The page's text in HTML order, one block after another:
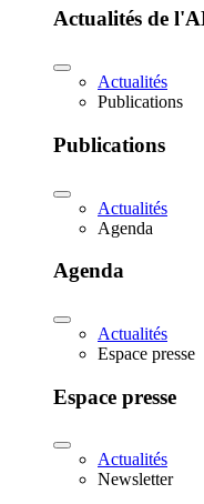
Actualités de
Actualités
Publications
Publications
Actualités
Agenda
Agenda
Actualités
Espace presse
Espace presse
Actualités
Newsletter